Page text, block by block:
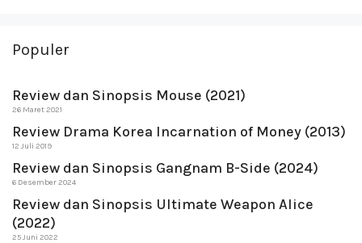
Populer
Review dan Sinopsis Mouse (2021)
26 Maret 2021
Review Drama Korea Incarnation of Money (2013)
12 Juli 2019
Review dan Sinopsis Gangnam B-Side (2024)
6 Desember 2024
Review dan Sinopsis Ultimate Weapon Alice
(2022)
25 Juni 2022